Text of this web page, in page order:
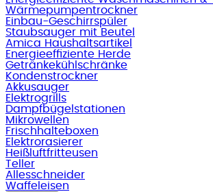
Wärmepumpentrockner
Einbau-Geschirrspüler
Staubsauger mit Beutel
Amica Haushaltsartikel
Energieeffiziente Herde
Getränkekühlschränke
Kondenstrockner
Akkusauger
Elektrogrills
Dampfbügelstationen
Mikrowellen
Frischhalteboxen
Elektrorasierer
Heißluftfritteusen
Teller
Allesschneider
Waffeleisen